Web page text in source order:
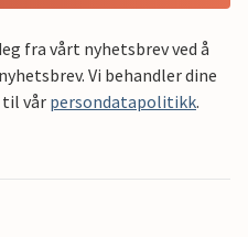
fra vårt nyhetsbrev ved å
Vi behandler dine
til vår persondatapolitikk.